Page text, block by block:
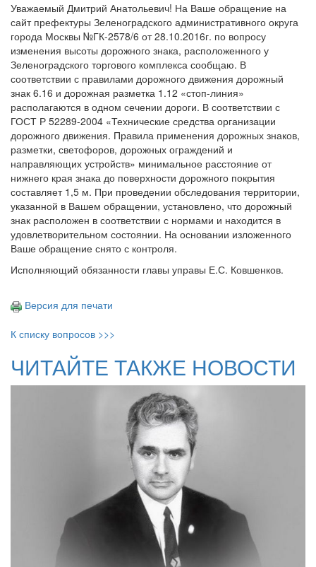
Уважаемый Дмитрий Анатольевич! На Ваше обращение на
сайт префектуры Зеленоградского административного округа
города Москвы №ГК-2578/6 от 28.10.2016г. по вопросу
изменения высоты дорожного знака, расположенного у
Зеленоградского торгового комплекса сообщаю. В
соответствии с правилами дорожного движения дорожный
знак 6.16 и дорожная разметка 1.12 «стоп-линия»
располагаются в одном сечении дороги. В соответствии с
ГОСТ Р 52289-2004 «Технические средства организации
дорожного движения. Правила применения дорожных знаков,
разметки, светофоров, дорожных ограждений и
направляющих устройств» минимальное расстояние от
нижнего края знака до поверхности дорожного покрытия
составляет 1,5 м. При проведении обследования территории,
указанной в Вашем обращении, установлено, что дорожный
знак расположен в соответствии с нормами и находится в
удовлетворительном состоянии. На основании изложенного
Ваше обращение снято с контроля.
Исполняющий обязанности главы управы Е.С. Ковшенков.
Версия для печати
К списку вопросов >>>
ЧИТАЙТЕ ТАКЖЕ НОВОСТИ